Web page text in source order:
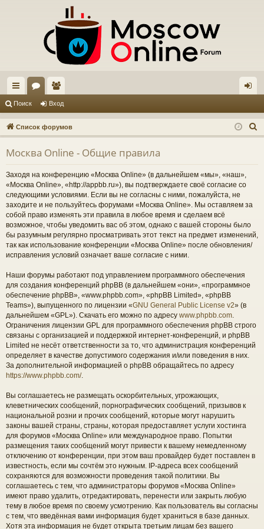
с
ы
лк
и
ум
ы
ол
ьз
ов
ат
ел
и
д
Поиск Вход
Список форумов
о
Москва Online - Общие правила
Заходя на конференцию «Москва Online» (в дальнейшем «мы», «наш»,
«Москва Online», «http://appbb.ru»), вы подтверждаете своё согласие со
следующими условиями. Если вы не согласны с ними, пожалуйста, не
заходите и не пользуйтесь форумами «Москва Online». Мы оставляем за
собой право изменять эти правила в любое время и сделаем всё
возможное, чтобы уведомить вас об этом, однако с вашей стороны было
бы разумным регулярно просматривать этот текст на предмет изменений,
так как использование конференции «Москва Online» после обновления/
исправления условий означает ваше согласие с ними.
Наши форумы работают под управлением программного обеспечения
для создания конференций phpBB (в дальнейшем «они», «программное
обеспечение phpBB», «www.phpbb.com», «phpBB Limited», «phpBB
Teams»), выпущенного по лицензии «GNU General Public License v2» (в
дальнейшем «GPL»). Скачать его можно по адресу www.phpbb.com
Ограничения лицензии GPL для программного обеспечения phpBB строго
связаны с организацией и поддержкой интернет-конференций, и phpBB
Limited не несёт ответственности за то, что администрация конференций
определяет в качестве допустимого содержания и/или поведения в них.
За дополнительной информацией о phpBB обращайтесь по адресу
https://www.phpbb.com/.
Вы соглашаетесь не размещать оскорбительных, угрожающих,
клеветнических сообщений, порнографических сообщений, призывов к
национальной розни и прочих сообщений, которые могут нарушить
законы вашей страны, страны, которая предоставляет услуги хостинга
для форумов «Москва Online» или международное право. Попытки
размещения таких сообщений могут привести к вашему немедленному
отключению от конференции, при этом ваш провайдер будет поставлен в
известность, если мы сочтём это нужным. IP-адреса всех сообщений
сохраняются для возможности проведения такой политики. Вы
соглашаетесь с тем, что администраторы форумов «Москва Online»
имеют право удалить, отредактировать, перенести или закрыть любую
тему в любое время по своему усмотрению. Как пользователь вы согласны
с тем, что введённая вами информация будет храниться в базе данных.
Хотя эта информация не будет открыта третьим лицам без вашего